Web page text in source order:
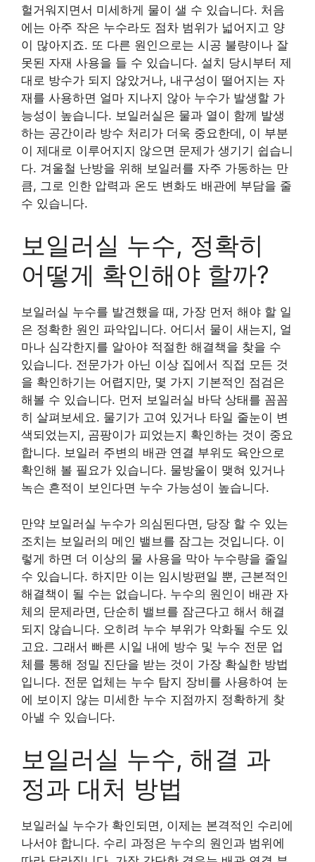
헐거워지면서 미세하게 물이 샐 수 있습니다. 처음
에는 아주 작은 누수라도 점차 범위가 넓어지고 양
이 많아지죠. 또 다른 원인으로는 시공 불량이나 잘
못된 자재 사용을 들 수 있습니다. 설치 당시부터 제
대로 방수가 되지 않았거나, 내구성이 떨어지는 자
재를 사용하면 얼마 지나지 않아 누수가 발생할 가
능성이 높습니다. 보일러실은 물과 열이 함께 발생
하는 공간이라 방수 처리가 더욱 중요한데, 이 부분
이 제대로 이루어지지 않으면 문제가 생기기 쉽습니
다. 겨울철 난방을 위해 보일러를 자주 가동하는 만
큼, 그로 인한 압력과 온도 변화도 배관에 부담을 줄
수 있습니다.
보일러실 누수, 정확히
어떻게 확인해야 할까?
보일러실 누수를 발견했을 때, 가장 먼저 해야 할 일
은 정확한 원인 파악입니다. 어디서 물이 새는지, 얼
마나 심각한지를 알아야 적절한 해결책을 찾을 수
있습니다. 전문가가 아닌 이상 집에서 직접 모든 것
을 확인하기는 어렵지만, 몇 가지 기본적인 점검은
해볼 수 있습니다. 먼저 보일러실 바닥 상태를 꼼꼼
히 살펴보세요. 물기가 고여 있거나 타일 줄눈이 변
색되었는지, 곰팡이가 피었는지 확인하는 것이 중요
합니다. 보일러 주변의 배관 연결 부위도 육안으로
확인해 볼 필요가 있습니다. 물방울이 맺혀 있거나
녹슨 흔적이 보인다면 누수 가능성이 높습니다.
만약 보일러실 누수가 의심된다면, 당장 할 수 있는
조치는 보일러의 메인 밸브를 잠그는 것입니다. 이
렇게 하면 더 이상의 물 사용을 막아 누수량을 줄일
수 있습니다. 하지만 이는 임시방편일 뿐, 근본적인
해결책이 될 수는 없습니다. 누수의 원인이 배관 자
체의 문제라면, 단순히 밸브를 잠근다고 해서 해결
되지 않습니다. 오히려 누수 부위가 악화될 수도 있
고요. 그래서 빠른 시일 내에 방수 및 누수 전문 업
체를 통해 정밀 진단을 받는 것이 가장 확실한 방법
입니다. 전문 업체는 누수 탐지 장비를 사용하여 눈
에 보이지 않는 미세한 누수 지점까지 정확하게 찾
아낼 수 있습니다.
보일러실 누수, 해결 과
정과 대처 방법
보일러실 누수가 확인되면, 이제는 본격적인 수리에
나서야 합니다. 수리 과정은 누수의 원인과 범위에